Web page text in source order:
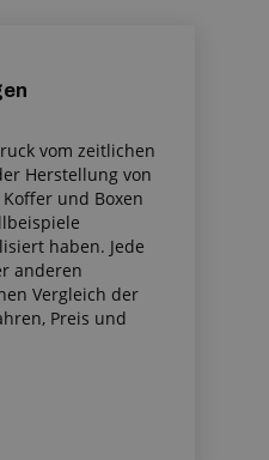
vom zeitlichen
Herstellung von
und Boxen
haben. Jede
anderen
Vergleich der
Preis und